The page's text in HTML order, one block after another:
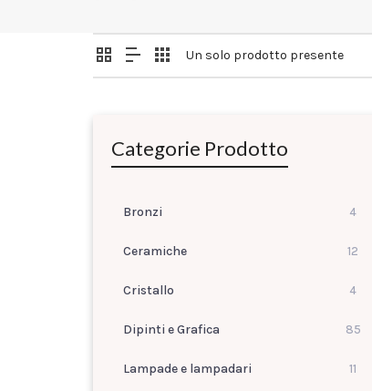
Un solo prodotto presente
Categorie Prodotto
Bronzi 4
Ceramiche 12
Cristallo 4
Dipinti e Grafica 85
Lampade e lampadari 11